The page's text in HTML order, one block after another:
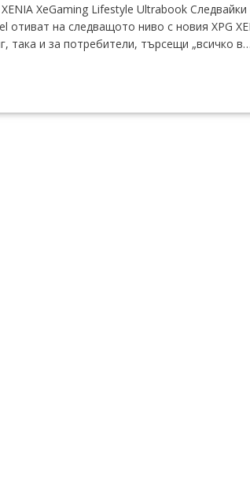
XeGaming Lifestyle Ultrabook
отиват на следващото ниво с новия XPG
така и за потребители, търсещи „всичко в…